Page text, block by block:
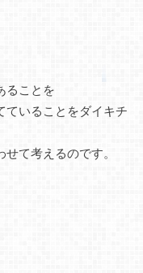
ることを
ていることをダイキチ
て考えるのです。